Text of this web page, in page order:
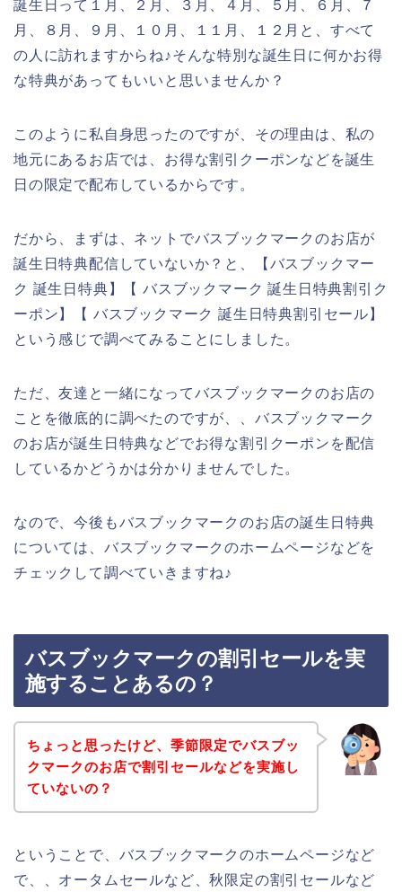
誕生日って１月、２月、３月、４月、５月、６月、７
月、８月、９月、１０月、１１月、１２月と、すべて
の人に訪れますからね♪そんな特別な誕生日に何かお得
な特典があってもいいと思いませんか？
このように私自身思ったのですが、その理由は、私の
地元にあるお店では、お得な割引クーポンなどを誕生
日の限定で配布しているからです。
だから、まずは、ネットでバスブックマークのお店が
誕生日特典配信していないか？と、【バスブックマー
ク 誕生日特典】【 バスブックマーク 誕生日特典割引ク
ーポン】【 バスブックマーク 誕生日特典割引セール】
という感じで調べてみることにしました。
ただ、友達と一緒になってバスブックマークのお店の
ことを徹底的に調べたのですが、、バスブックマーク
のお店が誕生日特典などでお得な割引クーポンを配信
しているかどうかは分かりませんでした。
なので、今後もバスブックマークのお店の誕生日特典
については、バスブックマークのホームページなどを
チェックして調べていきますね♪
バスブックマークの割引セールを実
施することあるの？
ちょっと思ったけど、季節限定でバスブッ
クマークのお店で割引セールなどを実施し
ていないの？
ということで、バスブックマークのホームページなど
で、、オータムセールなど、秋限定の割引セールなど